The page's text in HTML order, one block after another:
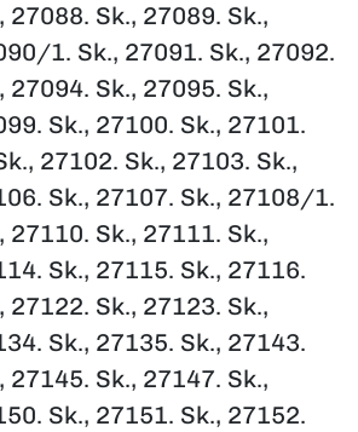
27088. Sk., 27089. Sk.,
1. Sk., 27091. Sk., 27092.
27094. Sk., 27095. Sk.,
Sk., 27100. Sk., 27101.
27102. Sk., 27103. Sk.,
Sk., 27107. Sk., 27108/1.
27110. Sk., 27111. Sk.,
Sk., 27115. Sk., 27116.
27122. Sk., 27123. Sk.,
Sk., 27135. Sk., 27143.
27145. Sk., 27147. Sk.,
Sk., 27151. Sk., 27152.